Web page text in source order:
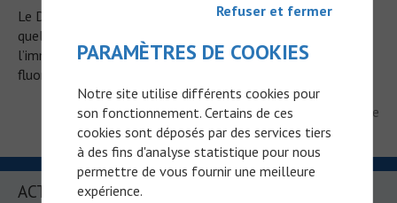
Le Docteur Jean-Marc Guinebretiere présente et explique
quelles sont les techniques de base utilisées en oncologie :
l’immunohistochimie (ICH), l’hybridation in situ en
fluorescence (FISH) et la PCR.
Publié le 25/03/2019 par Dr. Jean-Marc Guinebretiere
ACTUALITÉS RÉCENTES
Refuser et fermer
PARAMÈTRES DE COOKIES
Notre site utilise différents cookies pour
son fonctionnement. Certains de ces
cookies sont déposés par des services tiers
à des fins d'analyse statistique pour nous
permettre de vous fournir une meilleure
expérience.